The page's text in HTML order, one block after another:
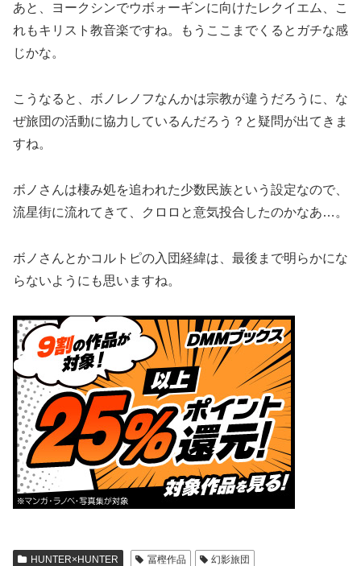
あと、ヨークシンでウボォーギンに向けたレクイエム、こ
れもキリスト教音楽ですね。もうここまでくるとガチな感
じかな。
こうなると、ボノレノフなんかは宗教が違うだろうに、な
ぜ旅団の活動に協力しているんだろう？と疑問が出てきま
すね。
ボノさんは棲み処を追われた少数民族という設定なので、
流星街に流れてきて、クロロと意気投合したのかなあ…。
ボノさんとかコルトピの入団経緯は、最後まで明らかにな
らないようにも思いますね。
HUNTER×HUNTER 冨樫作品 幻影旅団